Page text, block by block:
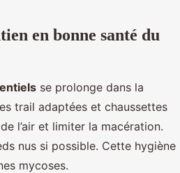
en bonne santé du
se prolonge dans la
trail adaptées et chaussettes
l’air et limiter la macération.
nus si possible. Cette hygiène
mycoses.